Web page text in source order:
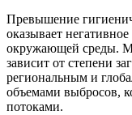
Превышение
оказывает
окружающей среды.
зависит от степени
региональным и
объемами выбросов,
потоками.